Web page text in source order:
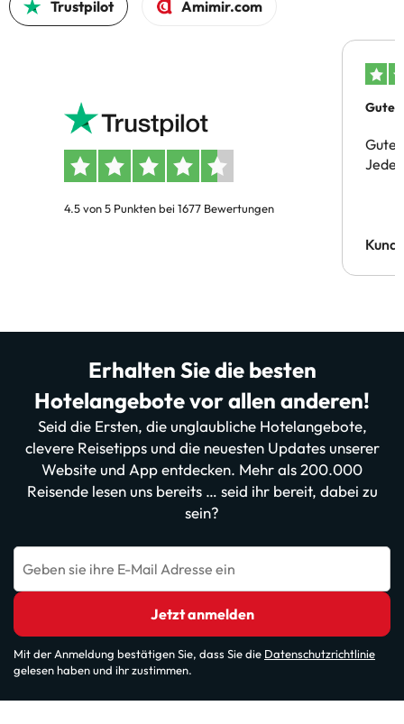
Trustpilot Amimir.com
4.5 von 5 Punkten bei 1677 Bewertungen
Gutes
Gute
Erhalten Sie die besten
Hotelangebote vor allen anderen!
Seid die Ersten, die unglaubliche Hotelangebote,
clevere Reisetipps und die neuesten Updates unserer
Website und App entdecken. Mehr als 200.000
Reisende lesen uns bereits … seid ihr bereit, dabei zu
sein?
Geben sie ihre E-Mail Adresse ein
Jetzt anmelden
Mit der Anmeldung bestätigen Sie, dass Sie die Datenschutzrichtlinie
gelesen haben und ihr zustimmen.